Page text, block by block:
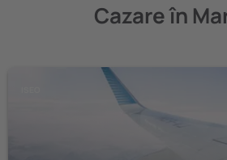
Cazare în